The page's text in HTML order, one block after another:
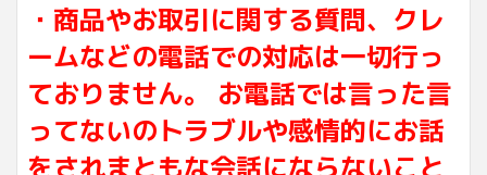
・商品やお取引に関する質問、クレ
ームなどの電話での対応は一切行っ
ておりません。 お電話では言った言
ってないのトラブルや感情的にお話
をされまともな会話にならないこと